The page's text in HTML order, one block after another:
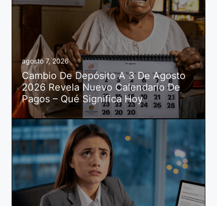
agosto 7, 2026
Cambio De Depósito A 3 De Agosto
2026 Revela Nuevo Calendario De
Pagos – Qué Significa Hoy